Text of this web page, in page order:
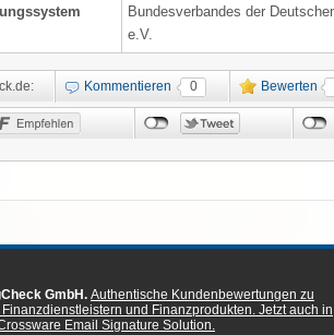
Bundesverbandes der
e.V.
Kommentieren 0 Bewerten
GmbH. Authentische Kundenbewertungen zu
und Finanzprodukten. Jetzt auch in
Email Signature Solution.